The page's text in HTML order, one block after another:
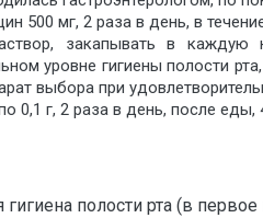
500 мг, 2 раза в день, в
закапывать в
уровне гигиены полости
выбора при
0,1 г, 2 раза в день, после
полости рта (в